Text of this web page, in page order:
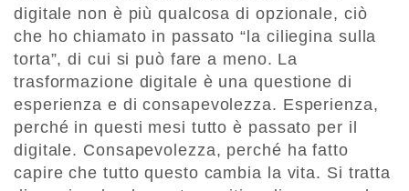
digitale non è più qualcosa di opzionale, ciò
che ho chiamato in passato “la ciliegina sulla
torta”, di cui si può fare a meno. La
trasformazione digitale è una questione di
esperienza e di consapevolezza. Esperienza,
perché in questi mesi tutto è passato per il
digitale. Consapevolezza, perché ha fatto
capire che tutto questo cambia la vita. Si tratta